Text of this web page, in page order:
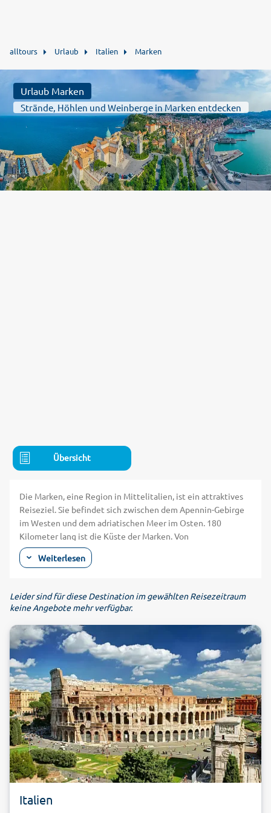
alltours Urlaub Italien Marken
Urlaub Marken
Strände, Höhlen und Weinberge in Marken entdecken
Übersicht
Die Marken, eine Region in Mittelitalien, ist ein attraktives
Reiseziel. Sie befindet sich zwischen dem Apennin-Gebirge
im Westen und dem adriatischen Meer im Osten. 180
Kilometer lang ist die Küste der Marken. Von
familienfreundlichen, flachen Sandstränden bis hin zu
einsamen Felsbuchten ist hier alles zu finden. Südlich von
teilweise zum Schnorcheln und Segeln an. Hinzu kommt eine
herrliche Natur im Hinterland. So sollten Sie während Ihres
Urlaubs in Marken in Genga den "Gola della Rossa e di
Frasassi"-Naturpark mit seinen hoch aufragenden
Kalksteinschluchten besuchen. Hier können Sie Steinadler,
Wanderfalken und weitere Greifvögel bestaunen. Mitten in
diesem Gebiet befindet sich zudem ein echtes Highlight, die
1971 entdeckten Tropfsteinhöhlen von Frasassi. Sie gehören
zu den spektakulärsten und größten Höhlensystemen
Europas. Die Gegend um Jesi ist dagegen von Weinbergen
geprägt. In den lokalen Kellereien können Sie sich in Ihrem
Urlaub in Marken von der hervorragenden Qualität der
Weine überzeugen. Erkunden können Sie die Region zum
Beispiel mit dem Fahrrad, bei einer Wanderung oder zum Teil
In die Geburtsstadt des Malers Raffael
Weiterlesen
Leider sind für diese Destination im gewählten Reisezeitraum
keine Angebote mehr verfügbar.
Italien